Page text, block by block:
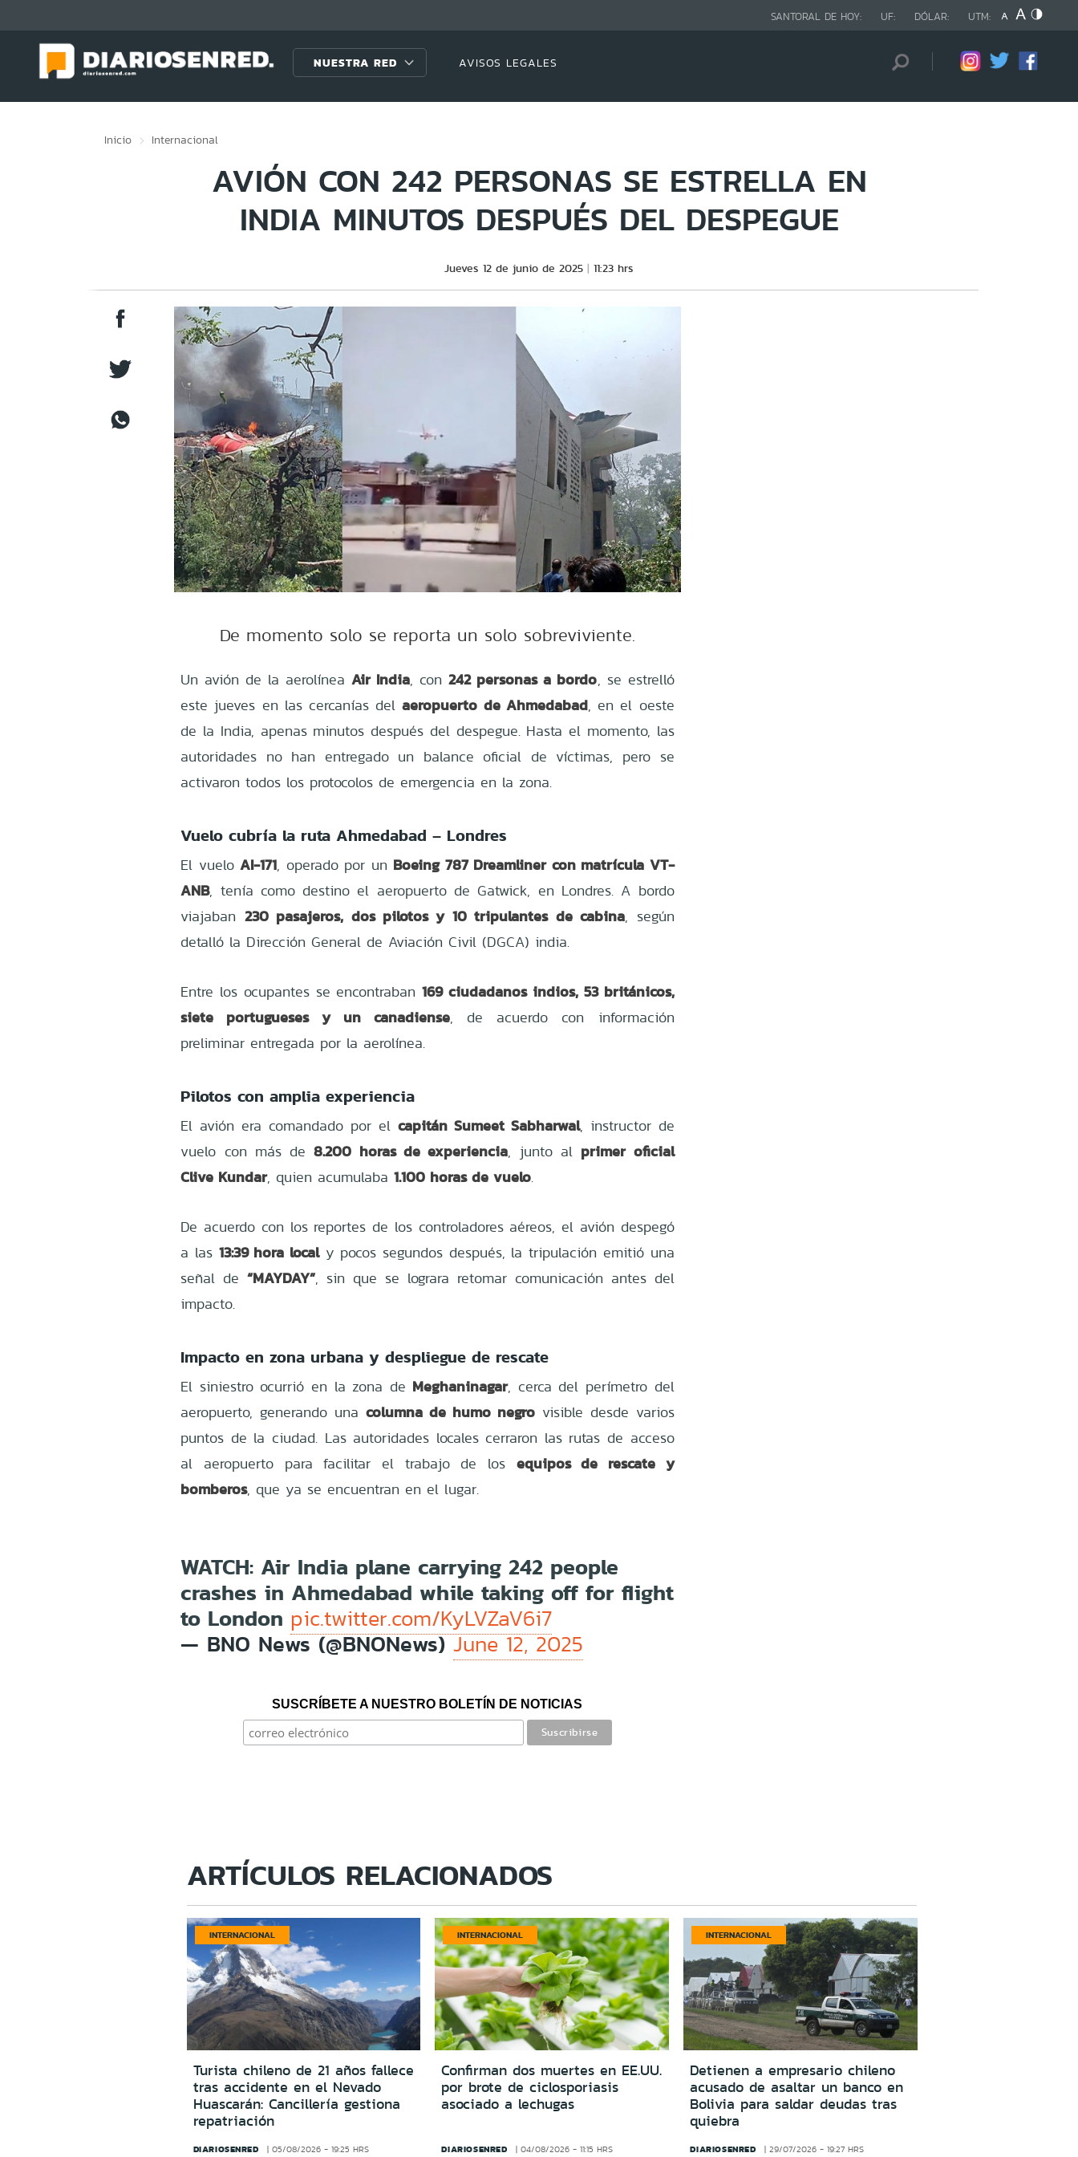
SANTORAL DE HOY: UF: DÓLAR: UTM:
NUESTRA RED AVISOS LEGALES
Inicio Internacional
AVIÓN CON 242 PERSONAS SE ESTRELLA EN
INDIA MINUTOS DESPUÉS DEL DESPEGUE
Jueves 12 de junio de 2025 11:23 hrs
De momento solo se reporta un solo sobreviviente.
Un avión de la aerolíneaAir India, con242 personas a bordo, se estrelló
este jueves en las cercanías delaeropuerto de Ahmedabad, en el oeste
de la India, apenas minutos después del despegue. Hasta el momento, las
autoridades no han entregado un balance oficial de víctimas, pero se
activaron todos los protocolos de emergencia en la zona.
Vuelo cubría la ruta Ahmedabad – Londres
El vueloAI-171, operado por un Boeing 787 Dreamliner con matrícula VT-
ANB, tenía como destino el aeropuerto de Gatwick, en Londres. A bordo
viajaban 230 pasajeros, dos pilotos y 10 tripulantes de cabina, según
detalló la Dirección General de Aviación Civil (DGCA) india.
Entre los ocupantes se encontraban169 ciudadanos indios, 53 británicos,
siete portugueses y un canadiense, de acuerdo con información
preliminar entregada por la aerolínea.
Pilotos con amplia experiencia
El avión era comandado por el capitán Sumeet Sabharwal, instructor de
vuelo con más de8.200 horas de experiencia, junto al primer oficial
Clive Kundar, quien acumulaba1.100 horas de vuelo.
De acuerdo con los reportes de los controladores aéreos, el avión despegó
a las 13:39 hora localy pocos segundos después, la tripulación emitió una
señal de“MAYDAY”, sin que se lograra retomar comunicación antes del
impacto.
Impacto en zona urbana y despliegue de rescate
El siniestro ocurrió en la zona de Meghaninagar, cerca del perímetro del
aeropuerto, generando una columna de humo negrovisible desde varios
puntos de la ciudad. Las autoridades locales cerraron las rutas de acceso
al aeropuerto para facilitar el trabajo de los equipos de rescate y
bomberos, que ya se encuentran en el lugar.
WATCH: Air India plane carrying 242 people
crashes in Ahmedabad while taking off for flight
to London pic.twitter.com/KyLVZaV6i7
— BNO News (@BNONews)June 12, 2025
SUSCRÍBETE A NUESTRO BOLETÍN DE NOTICIAS
ARTÍCULOS RELACIONADOS
INTERNACIONAL
Turista chileno de 21 años fallece
tras accidente en el Nevado
Huascarán: Cancillería gestiona
repatriación
DIARIOSENRED 05/08/2026 - 19:25 HRS
INTERNACIONAL
Confirman dos muertes en EE.UU.
por brote de ciclosporiasis
asociado a lechugas
DIARIOSENRED 04/08/2026 - 11:15 HRS
INTERNACIONAL
Detienen a empresario chileno
acusado de asaltar un banco en
Bolivia para saldar deudas tras
quiebra
DIARIOSENRED 29/07/2026 - 19:27 HRS